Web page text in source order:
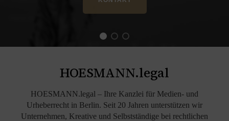
HOESMANN.legal
HOESMANN.legal – Ihre Kanzlei für Medien- und
Urheberrecht in Berlin. Seit 20 Jahren unterstützen wir
Unternehmen, Kreative und Selbstständige bei rechtlichen